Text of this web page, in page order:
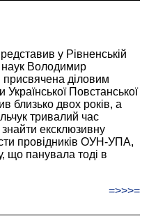
у Рівненській
наук Володимир
присвячена діловим
Повстанської
близько двох років, а
тривалий час
ексклюзивну
провідників ОУН-УПА,
що панувала тоді в
=>>>=